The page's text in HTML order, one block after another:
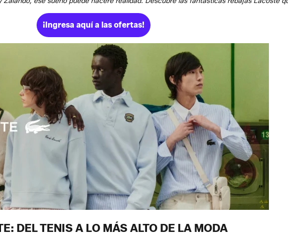
¡Ingresa aquí a las ofertas!
DEL TENIS A LO MÁS ALTO DE LA MODA